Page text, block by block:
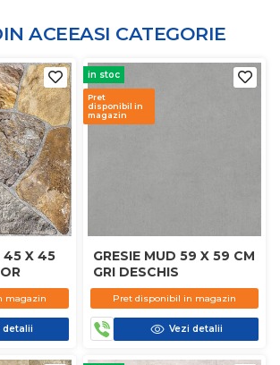
ACEEASI CATEGORIE
45 X 45
magazin
detalii
in stoc
Pret
disponibil in
magazin
GRESIE MUD 59 X 59 CM
GRI DESCHIS
Pret disponibil in magazin
Vezi detalii